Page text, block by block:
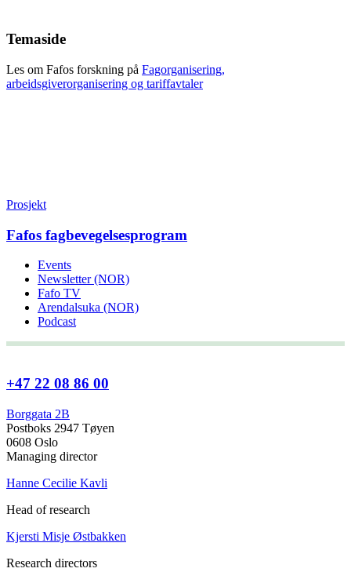
Temaside
Les om Fafos forskning på Fagorganisering,
arbeidsgiverorganisering og tariffavtaler
Prosjekt
Fafos fagbevegelsesprogram
Events
Newsletter (NOR)
Fafo TV
Arendalsuka (NOR)
Podcast
+47 22 08 86 00
Borggata 2B
Postboks 2947 Tøyen
0608 Oslo
Managing director
Hanne Cecilie Kavli
Head of research
Kjersti Misje Østbakken
Research directors